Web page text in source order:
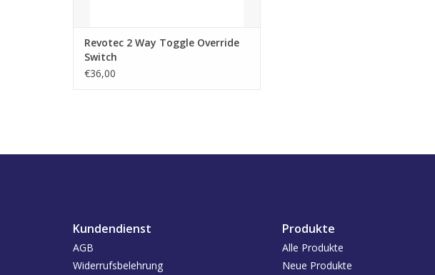
Revotec 2 Way Toggle Override
Switch
€36,00
Kundendienst
AGB
Widerrufsbelehrung
Produkte
Alle Produkte
Neue Produkte